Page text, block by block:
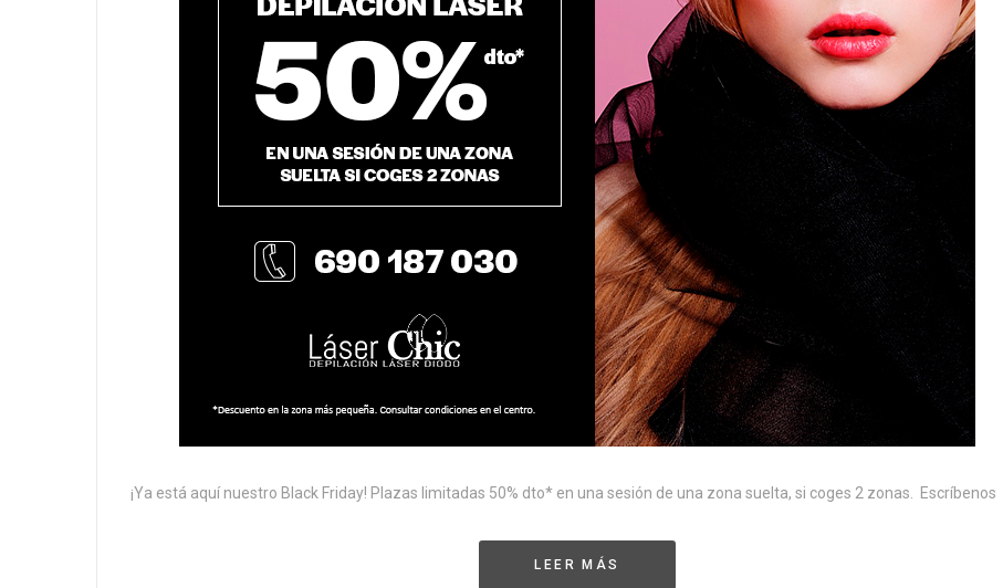
¡Ya está aquí nuestro Black Friday! Plazas limitadas 50% dto* en una sesión de una zona suelta, si coges 2 zonas. Escríbenos
LEER MÁS